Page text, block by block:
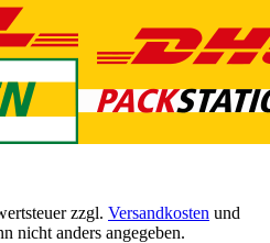
zzgl. Versandkosten und
nicht anders angegeben.